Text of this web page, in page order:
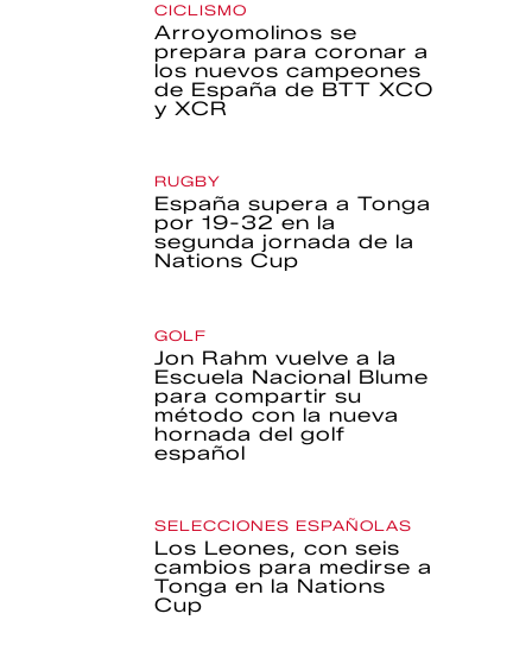
CICLISMO
Arroyomolinos se
prepara para coronar a
los nuevos campeones
de España de BTT XCO
y XCR
RUGBY
España supera a Tonga
por 19-32 en la
segunda jornada de la
Nations Cup
GOLF
Jon Rahm vuelve a la
Escuela Nacional Blume
para compartir su
método con la nueva
hornada del golf
español
SELECCIONES ESPAÑOLAS
Los Leones, con seis
cambios para medirse a
Tonga en la Nations
Cup